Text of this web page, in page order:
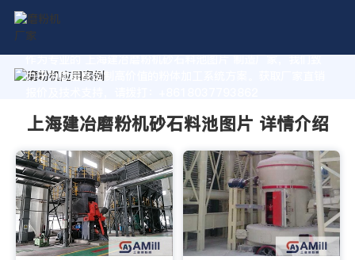
作为专业的 上海建冶磨粉机砂石料池图片 制造厂家，我们致
力于为您量身定制高价值的粉体加工系统方案。获取厂家直销
上海建冶磨粉机砂石料池图片 详情介绍